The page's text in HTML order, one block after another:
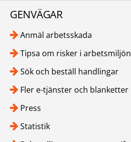
GENVÄGAR
Anmäl arbetsskada
Tipsa om risker i arbetsmiljön
Sök och beställ handlingar
Fler e-tjänster och blanketter
Press
Statistik